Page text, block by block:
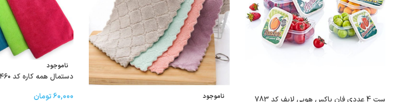
ست 4 عددی فان باکس هوبی لایف کد 783
ناموجود
ناموجود
دستمال همه کاره کد ۴۶۰
60,000تومان